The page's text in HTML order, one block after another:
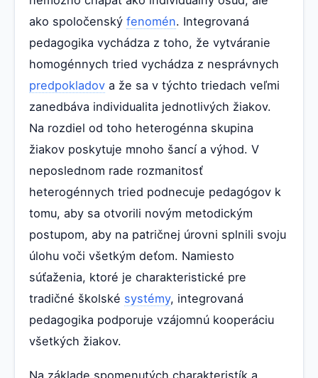
ako spoločenský fenomén. Integrovaná
pedagogika vychádza z toho, že vytváranie
homogénnych tried vychádza z nesprávnych
predpokladov a že sa v týchto triedach veľmi
zanedbáva individualita jednotlivých žiakov.
Na rozdiel od toho heterogénna skupina
žiakov poskytuje mnoho šancí a výhod. V
neposlednom rade rozmanitosť
heterogénnych tried podnecuje pedagógov k
tomu, aby sa otvorili novým metodickým
postupom, aby na patričnej úrovni splnili svoju
úlohu voči všetkým deťom. Namiesto
súťaženia, ktoré je charakteristické pre
tradičné školské systémy, integrovaná
pedagogika podporuje vzájomnú kooperáciu
všetkých žiakov.
Na základe spomenutých charakteristík a